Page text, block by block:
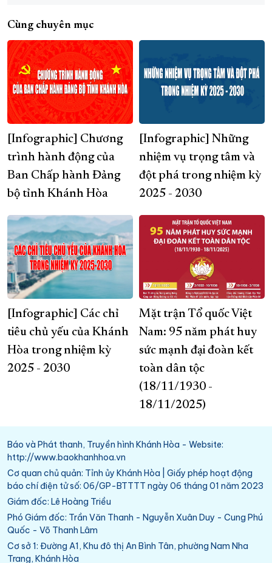
Cùng chuyên mục
[Infographic] Chương
trình hành động của
Ban Chấp hành Đảng
bộ tỉnh Khánh Hòa
[Infographic] Những
nhiệm vụ trọng tâm và
đột phá trong nhiệm kỳ
2025 - 2030
[Infographic] Các chỉ
tiêu chủ yếu của Khánh
Hòa trong nhiệm kỳ
2025 - 2030
Mặt trận Tổ quốc Việt
Nam: 95 năm phát huy
sức mạnh đại đoàn kết
toàn dân tộc
(18/11/1930 -
18/11/2025)
Báo và Phát thanh, Truyền hình Khánh Hòa - Website:
http://www.baokhanhhoa.vn
Cơ quan chủ quản: Tỉnh ủy Khánh Hòa | Giấy phép hoạt động
báo chí điện tử số: 06/GP-BTTTT ngày 06 tháng 01 năm 2023
Giám đốc: Lê Hoàng Triều
Phó Giám đốc: Trần Văn Thanh - Nguyễn Xuân Duy - Cung Phú
Quốc - Võ Thanh Lâm
Cơ sở 1: Đường A1, Khu đô thị An Bình Tân, phường Nam Nha
Trang, Khánh Hòa